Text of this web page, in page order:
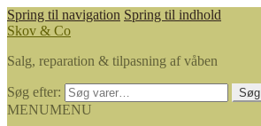
Spring til navigation Spring til indhold
Skov & Co
Salg, reparation & tilpasning af våben
Søg efter: Søg
MENUMENU